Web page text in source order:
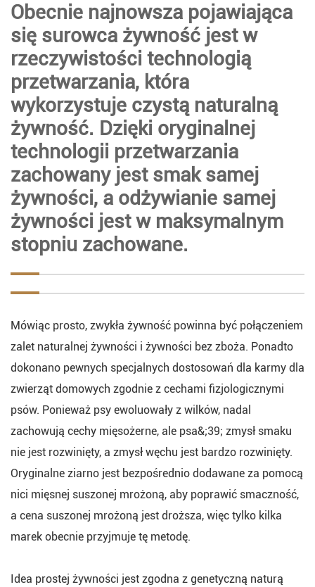
Obecnie najnowsza pojawiająca
się surowca żywność jest w
rzeczywistości technologią
przetwarzania, która
wykorzystuje czystą naturalną
żywność. Dzięki oryginalnej
technologii przetwarzania
zachowany jest smak samej
żywności, a odżywianie samej
żywności jest w maksymalnym
stopniu zachowane.
Mówiąc prosto, zwykła żywność powinna być połączeniem
zalet naturalnej żywności i żywności bez zboża. Ponadto
dokonano pewnych specjalnych dostosowań dla karmy dla
zwierząt domowych zgodnie z cechami fizjologicznymi
psów. Ponieważ psy ewoluowały z wilków, nadal
zachowują cechy mięsożerne, ale psa&;39; zmysł smaku
nie jest rozwinięty, a zmysł węchu jest bardzo rozwinięty.
Oryginalne ziarno jest bezpośrednio dodawane za pomocą
nici mięsnej suszonej mrożoną, aby poprawić smaczność,
a cena suszonej mrożoną jest droższa, więc tylko kilka
marek obecnie przyjmuje tę metodę.
Idea prostej żywności jest zgodna z genetyczną naturą